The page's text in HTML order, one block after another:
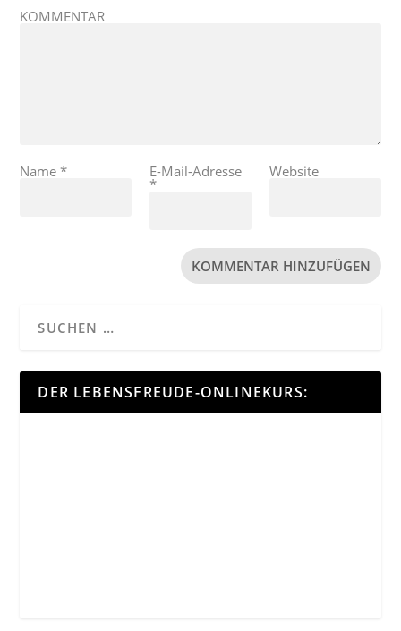
KOMMENTAR
Name* E-Mail-Adresse
*
Website
DER LEBENSFREUDE-ONLINEKURS: